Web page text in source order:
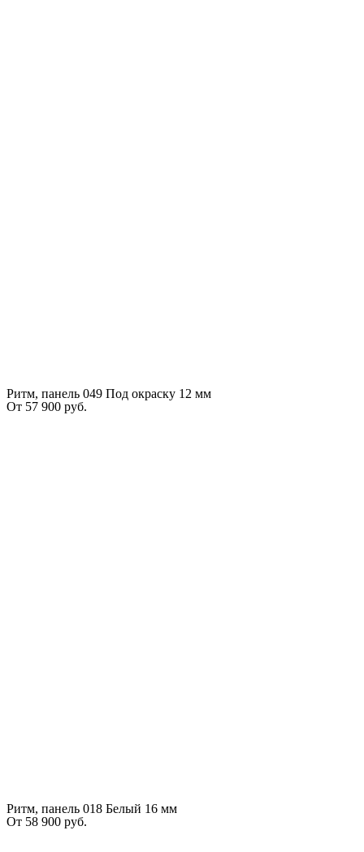
Ритм, панель 049 Под окраску 12 мм
От 57 900 руб.
Ритм, панель 018 Белый 16 мм
От 58 900 руб.